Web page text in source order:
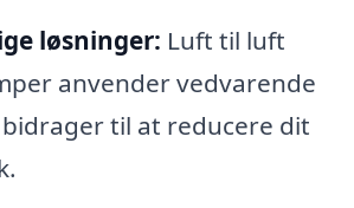
løsninger: Luft til luft
anvender vedvarende
til at reducere dit